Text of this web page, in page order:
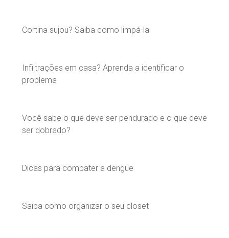
Cortina sujou? Saiba como limpá-la
Infiltrações em casa? Aprenda a identificar o
problema
Você sabe o que deve ser pendurado e o que deve
ser dobrado?
Dicas para combater a dengue
Saiba como organizar o seu closet